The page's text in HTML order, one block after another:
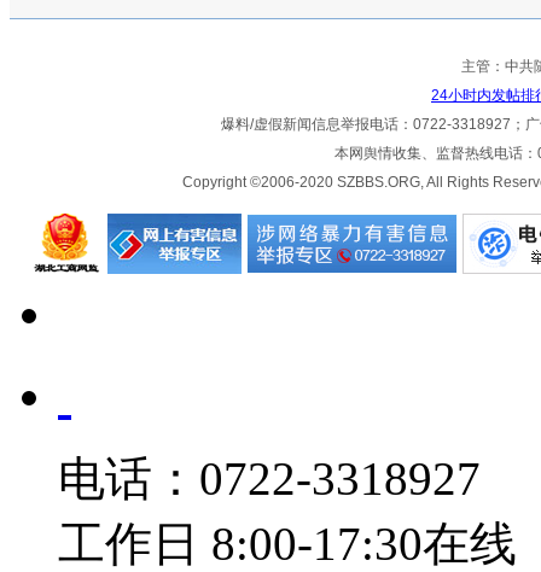
主管：中
24小时内发帖排
爆料/虚假新闻信息举报电话：0722-3318927；
本网舆情收集、监督热线电话
Copyright ©2006-2020 SZBBS.ORG, All Rights
电话：0722-3318927
工作日 8:00-17:30在线